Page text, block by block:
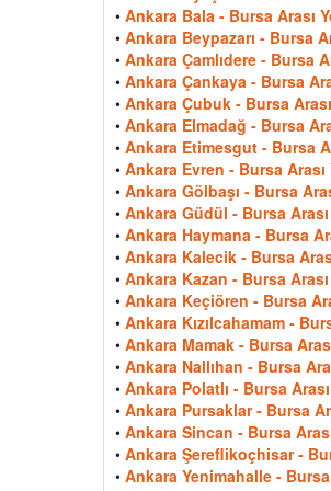
• Ankara Bala - Bursa Arası
• Ankara Beypazarı - Bursa
• Ankara Çamlıdere - Bursa
• Ankara Çankaya - Bursa
• Ankara Çubuk - Bursa
• Ankara Elmadağ - Bursa
• Ankara Etimesgut - Bursa
• Ankara Evren - Bursa Arası
• Ankara Gölbaşı - Bursa
• Ankara Güdül - Bursa
• Ankara Haymana - Bursa
• Ankara Kalecik - Bursa
• Ankara Kazan - Bursa
• Ankara Keçiören - Bursa
• Ankara Kızılcahamam -
• Ankara Mamak - Bursa
• Ankara Nallıhan - Bursa
• Ankara Polatlı - Bursa
• Ankara Pursaklar - Bursa
• Ankara Sincan - Bursa
• Ankara Şereflikoçhisar -
• Ankara Yenimahalle -